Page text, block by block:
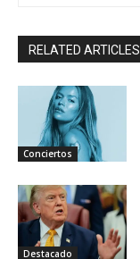
RELATED ARTICLES
Conciertos
Destacado